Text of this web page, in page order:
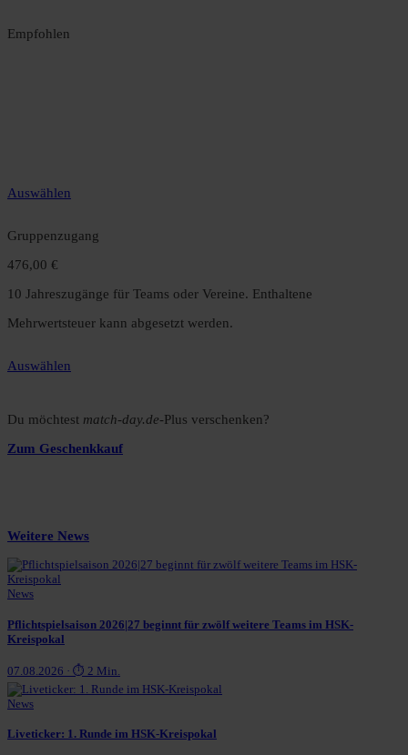
Empfohlen
Auswählen
Gruppenzugang
476,00 €
10 Jahreszugänge für Teams oder Vereine. Enthaltene
Mehrwertsteuer kann abgesetzt werden.
Auswählen
Du möchtest match-day.de-Plus verschenken?
Zum Geschenkkauf
Weitere News
News
Pflichtspielsaison 2026|27 beginnt für zwölf weitere Teams im HSK-
Kreispokal
07.08.2026 · ⏱ 2 Min.
News
Liveticker: 1. Runde im HSK-Kreispokal